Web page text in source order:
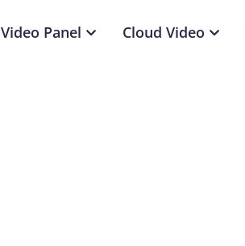
Video Panel Cloud Video